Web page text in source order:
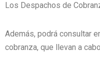
Los Despachos de
Además, podrá consultar
cobranza, que llevan a